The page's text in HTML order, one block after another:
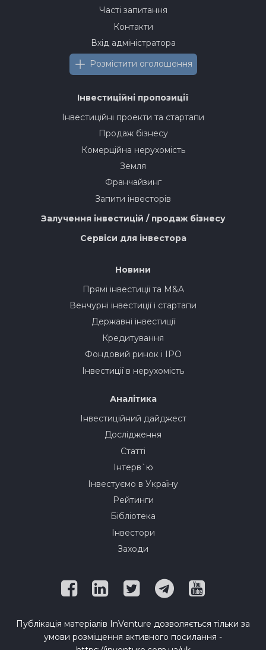
Часті запитання
Контакти
Вхід адміністратора
Розмістити оголошення
Інвестиційні пропозиції
Інвестиційні проекти та стартапи
Продаж бізнесу
Комерційна нерухомість
Земля
Франчайзинг
Запити інвесторів
Залучення інвестицій / продаж бізнесу
Сервіси для інвестора
Новини
Прямі інвестиції та M&A
Венчурні інвестиції і стартапи
Державні інвестиції
Кредитування
Фондовий ринок і IPO
Інвестиції в нерухомість
Аналітика
Інвестиційний дайджест
Дослідження
Статті
Інтерв`ю
Інвестуємо в Україну
Рейтинги
Бібліотека
Інвестори
Заходи
Публікація матеріалів InVenture дозволяється тільки за
умови розміщення активного посилання -